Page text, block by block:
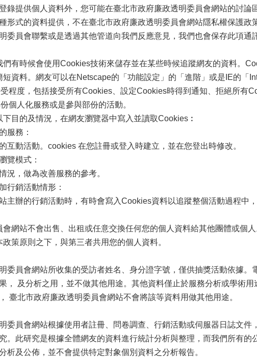
提供個人資料外，您可能在臺北市政府廉政透明委員會網站的討論
形式的資料提供，不在臺北市政府廉政透明委員會網站隱私權保護政
委員會聯繫或是透過其他管道向我們反應意見，我們也會保存此項通
時候會使用Cookies技術來儲存並在某些時候追蹤網友的資料。
資料。網友可以在Netscape的「功能設定」的「進階」或是IE的「
程度，包括接受所有Cookies、設定Cookies時得到通知、拒絕所有
個人化服務或是參與部份的活動。
的及情況，在網友瀏覽器中寫入並讀取Cookies︰
服務：
動活動。cookies 在您註冊或登入時建立，並在您登出時修改。
覽模式：
，做為改善服務的參考。
行銷活動情形：
辦的行銷活動時，有時會寫入Cookies資料以追蹤整個活動過程中，
站不會出售、出租或任意交換任何您的個人資料給其他團體或個人
策原則之下，與第三者共用您的個人資料。
員會網站所收集的受訪者姓名、身分證字號，僅供抽獎活動依據。
， 及分析之用，並不做其他用途。其他資料僅止於服務分析或學術
臺北市政府廉政透明委員會網站不會將該等資料用做其他用途。
員會網站根據使用者註冊、問卷調查、行銷活動或伺服器日誌文件
。此研究是根據全體網友的資料進行統計分析與整理，而我們所有的
析及公佈，並不會提供特定對象個別資料之分析報告。